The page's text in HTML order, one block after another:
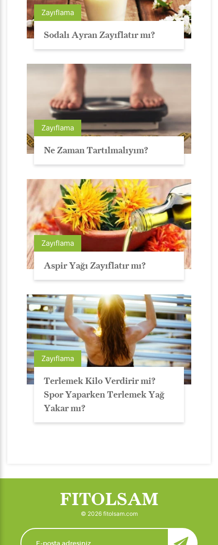
Zayıflama
Sodalı Ayran Zayıflatır mı?
Zayıflama
Ne Zaman Tartılmalıyım?
Zayıflama
Aspir Yağı Zayıflatır mı?
Zayıflama
Terlemek Kilo Verdirir mi?
Spor Yaparken Terlemek Yağ
Yakar mı?
FITOLSAM
© 2026 fitolsam.com